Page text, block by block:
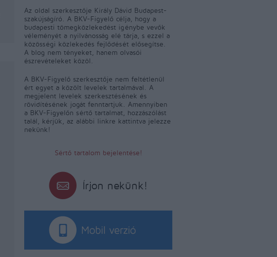
Az oldal szerkesztője Király Dávid Budapest-
szakújságíró. A BKV-Figyelő célja, hogy a
budapesti tömegközlekedést igénybe vevők
véleményét a nyilvánosság elé tárja, s ezzel a
közösségi közlekedés fejlődését elősegítse.
A blog nem tényeket, hanem olvasói
észrevételeket közöl.
A BKV-Figyelő szerkesztője nem feltétlenül
ért egyet a közölt levelek tartalmával. A
megjelent levelek szerkesztésének és
rövidítésének jogát fenntartjuk. Amennyiben
a BKV-Figyelőn sértő tartalmat, hozzászólást
talál, kérjük, az alábbi linkre kattintva jelezze
nekünk!
Sértő tartalom bejelentése!
Írjon nekünk!